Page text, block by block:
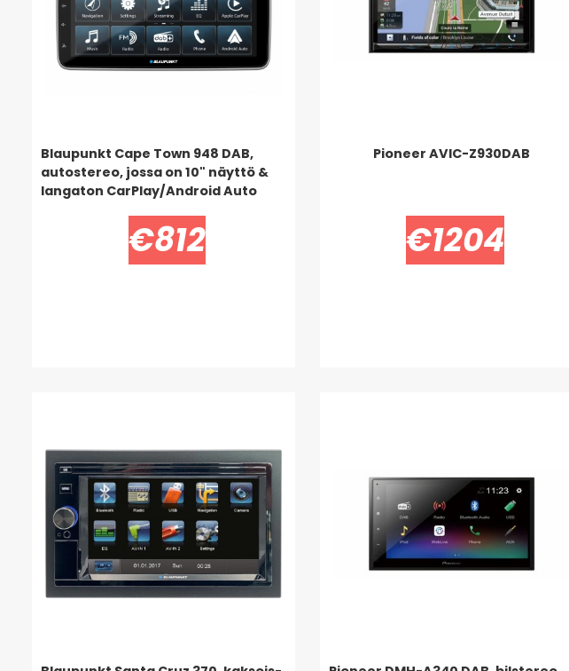
Blaupunkt Cape Town 948 DAB,
autostereo, jossa on 10" näyttö &
langaton CarPlay/Android Auto
€812
Pioneer AVIC-Z930DAB
€1204